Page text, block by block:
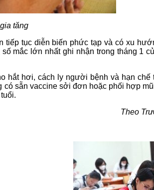
tăng
tục diễn biến phức tạp và có xu
mắc lớn nhất ghi nhận trong tháng 1
hắt hơi, cách ly người bệnh và hạn
sẵn vaccine sởi đơn hoặc phối hợp
Theo